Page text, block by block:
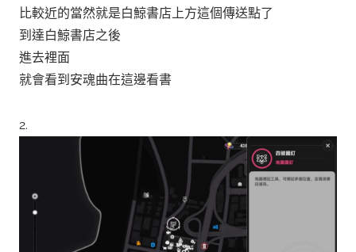
比較近的當然就是白鯨書店上方這個傳送點了
到達白鯨書店之後
進去裡面
就會看到安魂曲在這邊看書
2.